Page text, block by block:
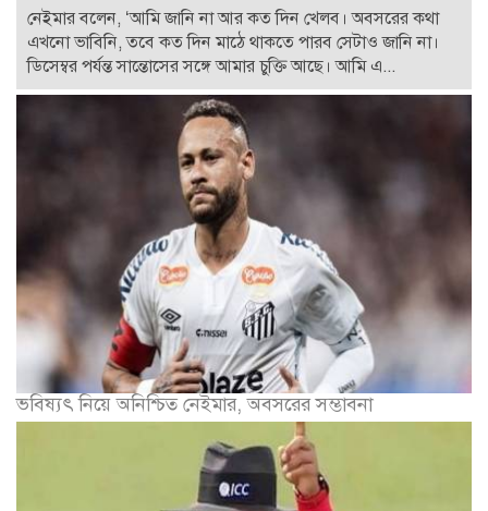
নেইমার বলেন, ‘আমি জানি না আর কত দিন খেলব। অবসরের কথা
এখনো ভাবিনি, তবে কত দিন মাঠে থাকতে পারব সেটাও জানি না।
ডিসেম্বর পর্যন্ত সান্তোসের সঙ্গে আমার চুক্তি আছে। আমি এ...
ভবিষ্যৎ নিয়ে অনিশ্চিত নেইমার, অবসরের সম্ভাবনা